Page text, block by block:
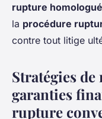
rupture
la procédure
contre tout litige
Stratégies
garanties
rupture